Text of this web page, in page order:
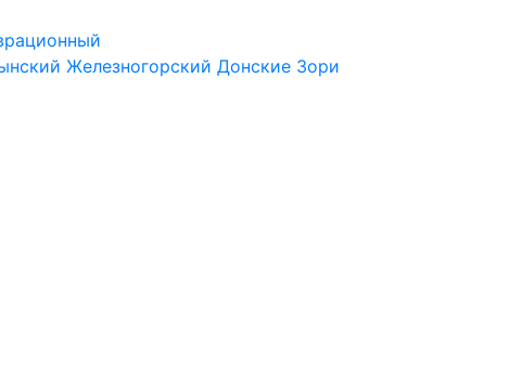
Железногорский Донские Зори